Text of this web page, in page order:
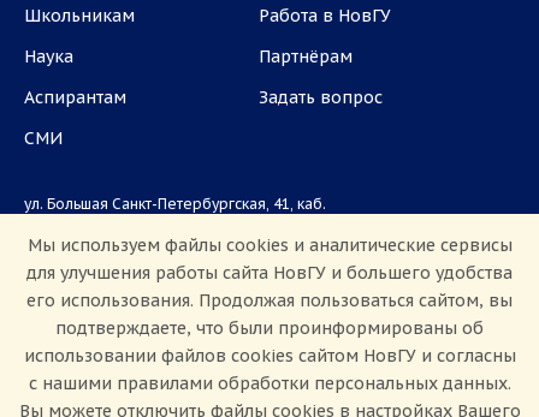
Школьникам
Наука
Аспирантам
СМИ
Работа в НовГУ
Партнёрам
Задать вопрос
ул. Большая Санкт-Петербургская, 41, каб.
Приемная комиссия: +7(8162)33-20-44
Мы используем файлы cookies и аналитические сервисы
для улучшения работы сайта НовГУ и большего удобства
его использования. Продолжая пользоваться сайтом, вы
подтверждаете, что были проинформированы об
использовании файлов cookies сайтом НовГУ и согласны
с нашими правилами обработки персональных данных.
Вы можете отключить файлы cookies в настройках Вашего